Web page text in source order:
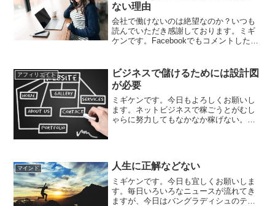
ない理由
会社で働けないのは絶望なのか？いつも
読んでいただき感謝しております。ミギ
ケンです。Facebookでもコメントしたん
と親世代に共倒れの危機なんかね、もう
いいかげん恐...
アフィリエイト
ビジネスで儲けるためには設計図
が必要
ミギケンです。今日もよろしくお願いし
ます。ネットビジネスで稼ごうとがむし
ゃらに努力してもなかなか稼げない。そ
と記事を書いていてもやはり...
マインド 人生に正解などない
ミギケンです。今日も宜しくお願いしま
す。毎日いろいろなニュースが流れてき
ますが、今日はバングラディシュのテロ